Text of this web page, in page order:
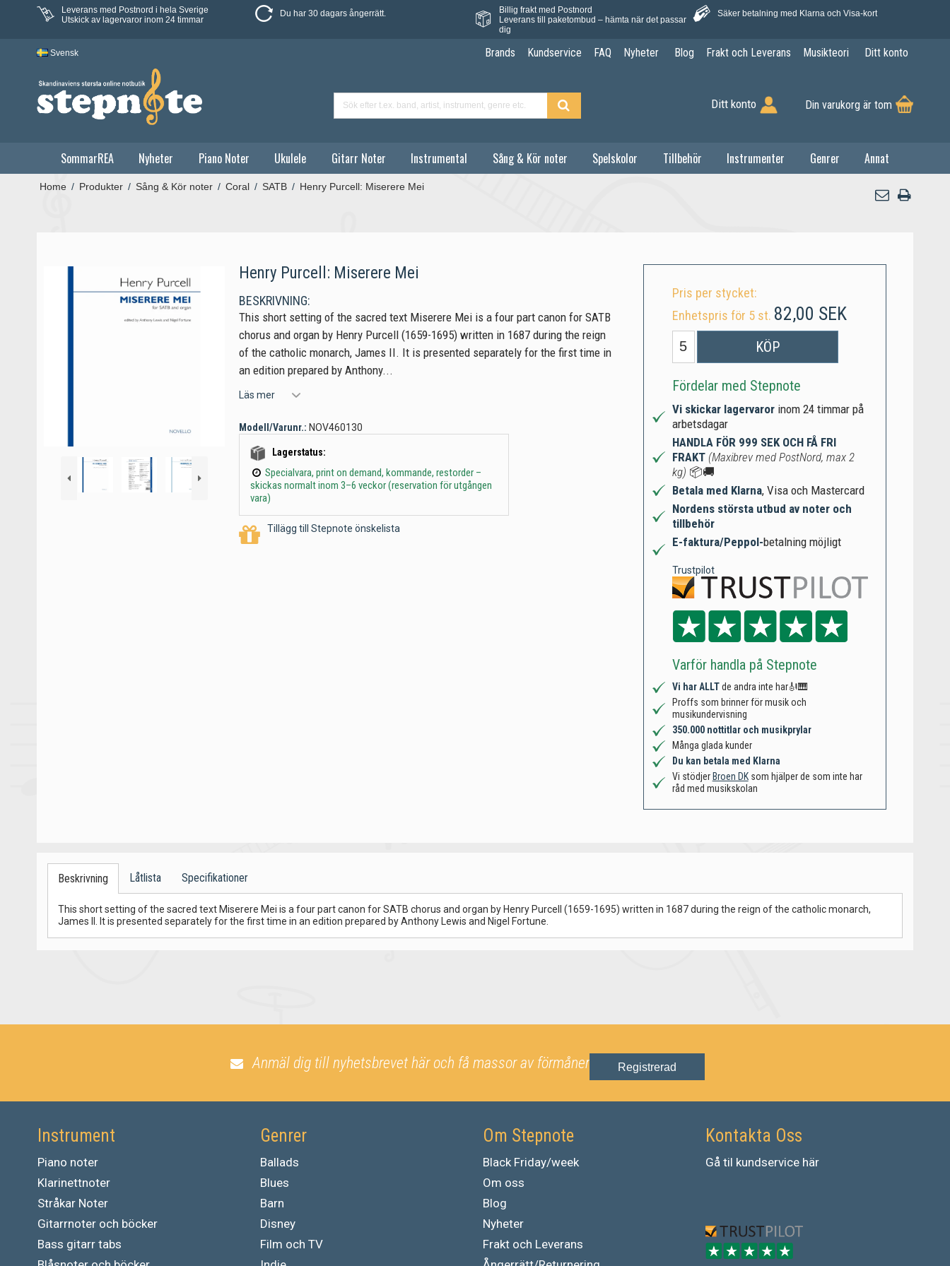
Leverans med Postnord i hela Sverige
Utskick av lagervaror inom 24 timmar
Du har 30 dagars ångerrätt.
Billig frakt med Postnord
Leverans till paketombud – hämta när det passar
dig
Säker betalning med Klarna och Visa-kort
Svensk Brands Kundservice FAQ Nyheter Blog Frakt och Leverans Musikteori Ditt konto
Ditt konto Din varukorg är tom
SommarREA Nyheter Piano Noter Ukulele Gitarr Noter Instrumental Sång & Kör noter Spelskolor Tillbehör Instrumenter Genrer Annat
Home / Produkter / Sång & Kör noter / Coral / SATB / Henry Purcell: Miserere Mei
Henry Purcell: Miserere Mei
BESKRIVNING:
This short setting of the sacred text Miserere Mei is a four part canon for SATB
chorus and organ by Henry Purcell (1659-1695) written in 1687 during the reign
of the catholic monarch, James II. It is presented separately for the first time in
an edition prepared by Anthony...
Läs mer
Modell/Varunr.: NOV460130
Lagerstatus:
Specialvara, print on demand, kommande, restorder –
skickas normalt inom 3–6 veckor (reservation för utgången
vara)
Tillägg till Stepnote önskelista
Pris per stycket:
Enhetspris för 5 st. 82,00 SEK
KÖP
Fördelar med Stepnote
Vi skickar lagervaror inom 24 timmar på
arbetsdagar
HANDLA FÖR 999 SEK OCH FÅ FRI
FRAKT (Maxibrev med PostNord, max 2
kg) 📦🚚
Betala med Klarna, Visa och Mastercard
Nordens största utbud av noter och
tillbehör
E-faktura/Peppol-betalning möjligt
Trustpilot
Varför handla på Stepnote
Vi har ALLTde andra inte har🎻🎹
Proffs som brinner för musik och
musikundervisning
350.000 nottitlar och musikprylar
Många glada kunder
Du kan betala med Klarna
Vi stödjer Broen DKsom hjälper de som inte har
råd med musikskolan
Beskrivning Låtlista Specifikationer
This short setting of the sacred text Miserere Mei is a four part canon for SATB chorus and organ by Henry Purcell (1659-1695) written in 1687 during the reign of the catholic monarch,
James II. It is presented separately for the first time in an edition prepared by Anthony Lewis and Nigel Fortune.
Anmäl dig till nyhetsbrevet här och få massor av förmåner Registrerad
Instrument
Piano noter
Klarinettnoter
Stråkar Noter
Gitarrnoter och böcker
Bass gitarr tabs
Genrer
Ballads
Blues
Barn
Disney
Film och TV
Om Stepnote
Black Friday/week
Om oss
Blog
Nyheter
Frakt och Leverans
Kontakta Oss
Gå til kundservice här